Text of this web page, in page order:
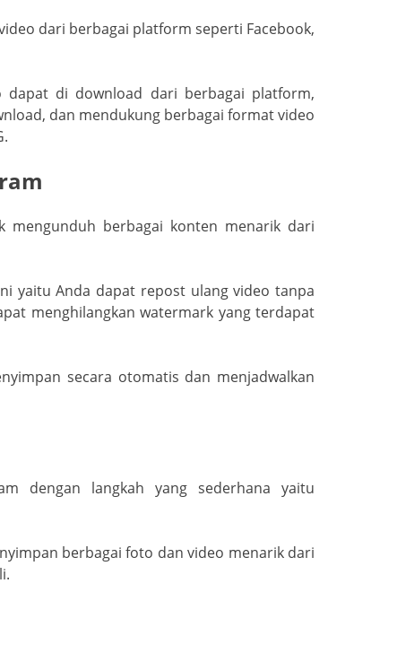
dari berbagai platform seperti Facebook,
dapat di download dari berbagai platform,
dan mendukung berbagai format video
mengunduh berbagai konten menarik dari
yaitu Anda dapat repost ulang video tanpa
menghilangkan watermark yang terdapat
secara otomatis dan menjadwalkan
dengan langkah yang sederhana yaitu
berbagai foto dan video menarik dari